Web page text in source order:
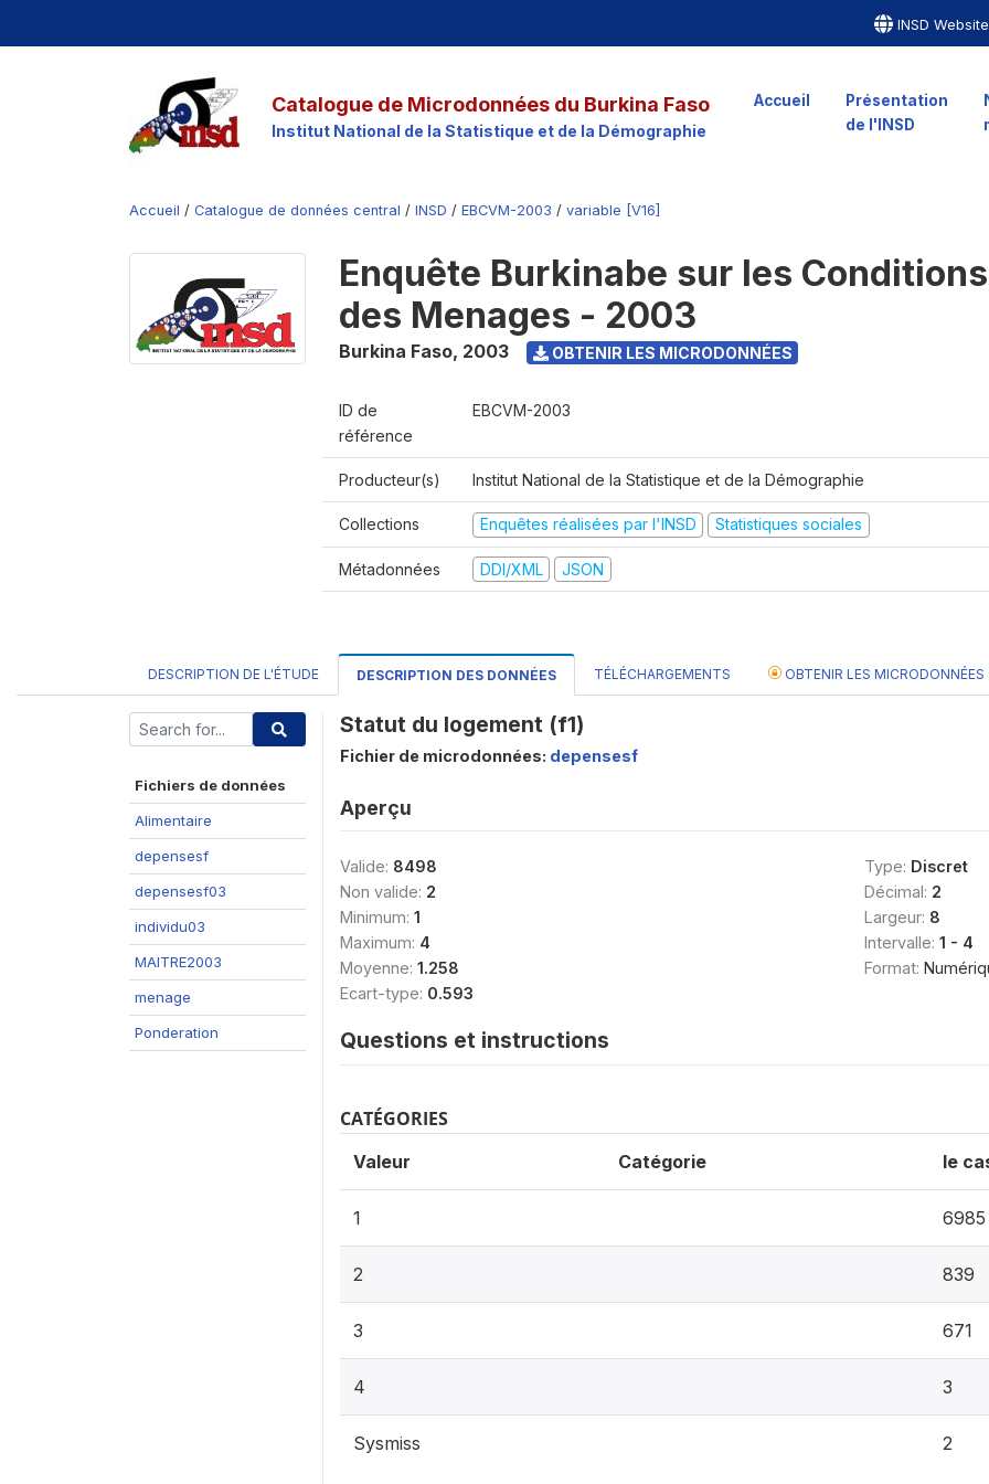
INSD Website
Catalogue de Microdonnées du Burkina Faso
Institut National de la Statistique et de la Démographie
Accueil
Présentation
de l'INSD
Accueil / Catalogue de données central / INSD / EBCVM-2003 / variable [V16]
Enquête Burkinabe sur les
des Menages - 2003
Burkina Faso, 2003 OBTENIR LES MICRODONNÉES
ID de
référence
EBCVM-2003
Producteur(s) Institut National de la Statistique et de la Démographie
Collections Enquêtes réalisées par l'INSD Statistiques sociales
Métadonnées DDI/XML JSON
DESCRIPTION DE L'ÉTUDE DESCRIPTION DES DONNÉES TÉLÉCHARGEMENTS OBTENIR LES MICRODONNÉES
Fichiers de données
Alimentaire
depensesf
depensesf03
individu03
MAITRE2003
menage
Ponderation
Statut du logement (f1)
Fichier de microdonnées: depensesf
Aperçu
Valide: 8498
Non valide: 2
Minimum: 1
Maximum: 4
Moyenne: 1.258
Ecart-type: 0.593
Type: Discret
Décimal: 2
Largeur: 8
Intervalle: 1 - 4
Format:
Questions et instructions
CATÉGORIES
Valeur Catégorie le
1 6985
2 839
3 671
4 3
Sysmiss 2